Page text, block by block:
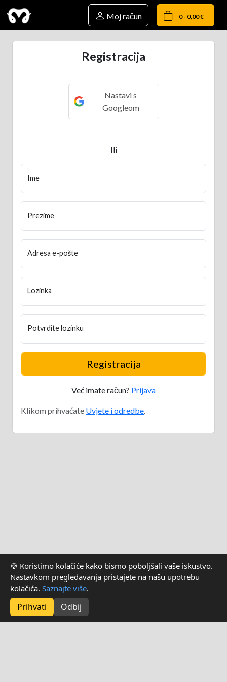
Moj račun 0 - 0,00 €
Registracija
Nastavi s
Googleom
Ili
Ime
Prezime
Adresa e-pošte
Lozinka
Potvrdite lozinku
Registracija
Već imate račun? Prijava
Klikom prihvaćate Uvjete i odredbe.
Naš food truck je trenutno zatvoren. Ponovno otvaramo 17.
kolovoza i od tog dana ponovno primamo narudžbe. Hvala vam na
strpljenju – veselimo se ponovnom druženju s vama!
🍪 Koristimo kolačiće kako bismo poboljšali vaše iskustvo.
Nastavkom pregledavanja pristajete na našu upotrebu
kolačića. Saznajte više.
Prihvati Odbij